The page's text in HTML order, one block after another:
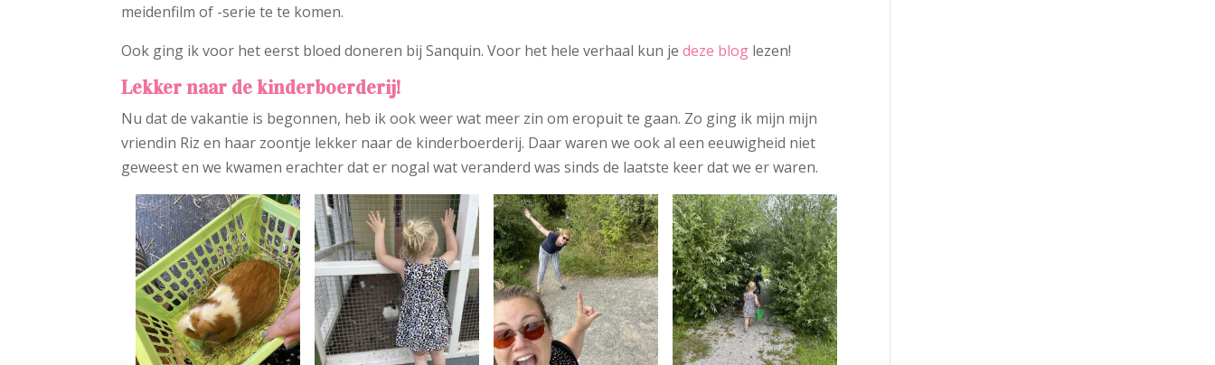
meidenfilm of -serie te te komen.
Ook ging ik voor het eerst bloed doneren bij Sanquin. Voor het hele verhaal kun jedeze blog lezen!
Lekker naar de kinderboerderij!
Nu dat de vakantie is begonnen, heb ik ook weer wat meer zin om eropuit te gaan. Zo ging ik mijn mijn
vriendin Riz en haar zoontje lekker naar de kinderboerderij. Daar waren we ook al een eeuwigheid niet
geweest en we kwamen erachter dat er nogal wat veranderd was sinds de laatste keer dat we er waren.